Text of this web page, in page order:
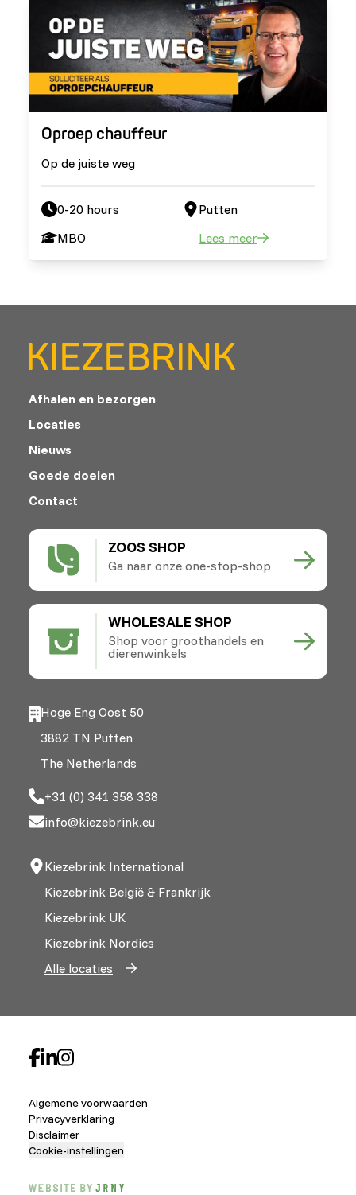
Oproep chauffeur
Op de juiste weg
0-20 hours
Putten
MBO
Lees meer
ZOOS SHOP
Ga naar onze one-stop-shop
WHOLESALE SHOP
Shop voor groothandels en
dierenwinkels
Afhalen en bezorgen
Locaties
Nieuws
Goede doelen
Contact
Hoge Eng Oost 50
3882 TN Putten
The Netherlands
+31 (0) 341 358 338
info@kiezebrink.eu
Kiezebrink International
Kiezebrink België & Frankrijk
Kiezebrink UK
Kiezebrink Nordics
Alle locaties
Algemene voorwaarden
Privacyverklaring
Disclaimer
Cookie-instellingen